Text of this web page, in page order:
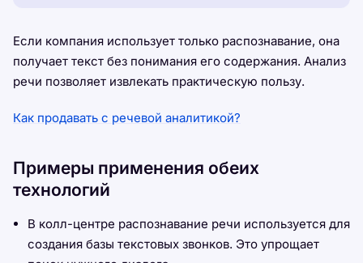
Если компания использует только распознавание, она
получает текст без понимания его содержания. Анализ
речи позволяет извлекать практическую пользу.
Как продавать с речевой аналитикой?
Примеры применения обеих
технологий
В колл-центре распознавание речи используется для
создания базы текстовых звонков. Это упрощает